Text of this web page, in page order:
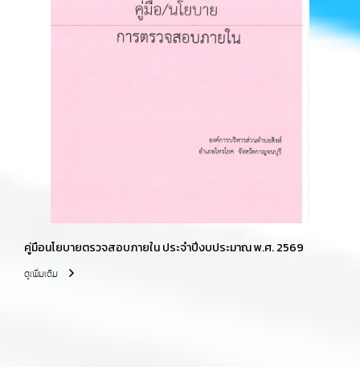
คู่มือนโยบายตรวจสอบภายใน ประจำปีงบประมาณ พ.ศ. 2569
ดูเพิ่มเติม